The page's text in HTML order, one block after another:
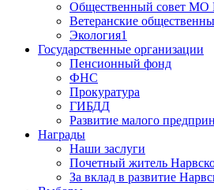
Общественный совет МО
Ветеранские
Экология1
Государственные организации
Пенсионный фонд
ФНС
Прокуратура
ГИБДД
Развитие малого
Награды
Наши заслуги
Почетный житель
За вклад в развитие